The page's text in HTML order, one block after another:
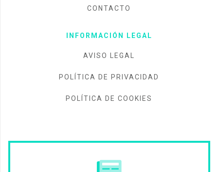
CONTACTO
INFORMACIÓN LEGAL
AVISO LEGAL
POLÍTICA DE PRIVACIDAD
POLÍTICA DE COOKIES